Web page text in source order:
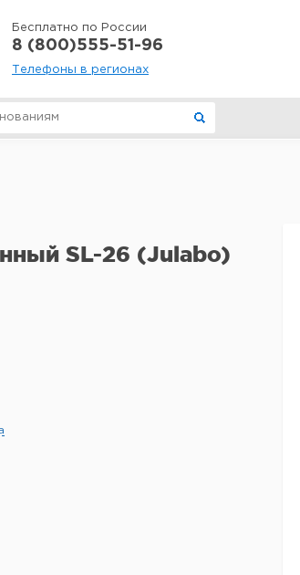
Бесплатно по России
8 (800)555-51-96
Телефоны в регионах
SL-26 (Julabo)